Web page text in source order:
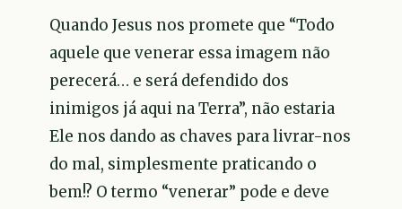
Quando Jesus nos promete que “Todo
aquele que venerar essa imagem não
perecerá… e será defendido dos
inimigos já aqui na Terra”, não estaria
Ele nos dando as chaves para livrar-nos
do mal, simplesmente praticando o
bem!? O termo “venerar” pode e deve